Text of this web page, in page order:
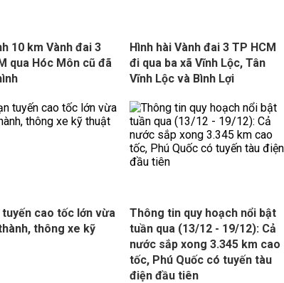
10 km Vành đai 3
qua Hóc Môn cũ đã
Hình hài Vành đai 3 TP HCM
đi qua ba xã Vĩnh Lộc, Tân
Vĩnh Lộc và Bình Lợi
tuyến cao tốc lớn vừa
thông xe kỹ
Thông tin quy hoạch nổi bật
tuần qua (13/12 - 19/12): Cả
nước sắp xong 3.345 km cao
tốc, Phú Quốc có tuyến tàu
điện đầu tiên